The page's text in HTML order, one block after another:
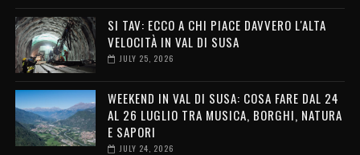
SI TAV: ECCO A CHI PIACE DAVVERO L'ALTA
VELOCITÀ IN VAL DI SUSA
JULY 25, 2026
WEEKEND IN VAL DI SUSA: COSA FARE DAL 24
AL 26 LUGLIO TRA MUSICA, BORGHI, NATURA
E SAPORI
JULY 24, 2026